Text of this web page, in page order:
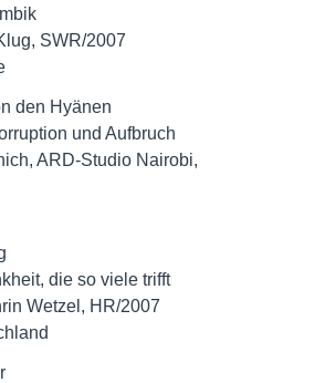
SWR/2007
den Hyänen
und Aufbruch
ARD-Studio Nairobi,
die so viele trifft
Wetzel, HR/2007